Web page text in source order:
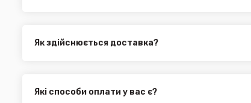
Як здійснюється доставка?
Нова Пошта (термін доставки 1 - 3 дні)
Укр. Пошта (термін доставки 1 - 3 дні за повною
Які способи оплати у вас є?